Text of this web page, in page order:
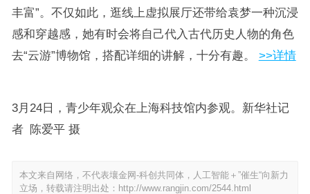
丰富”。不仅如此，逛线上虚拟展厅还带给袁梦一种沉浸
感和穿越感，她有时会将自己代入古代历史人物的角色
去“云游”博物馆，搭配详细的讲解，十分有趣。 >>详情
3月24日，青少年观众在上海科技馆内参观。新华社记
者 陈爱平 摄
本文来自网络，不代表壤金网-科创共同体，人工智能＋”催生“向新力
立场，转载请注明出处： http://www.rangjin.com/2544.html